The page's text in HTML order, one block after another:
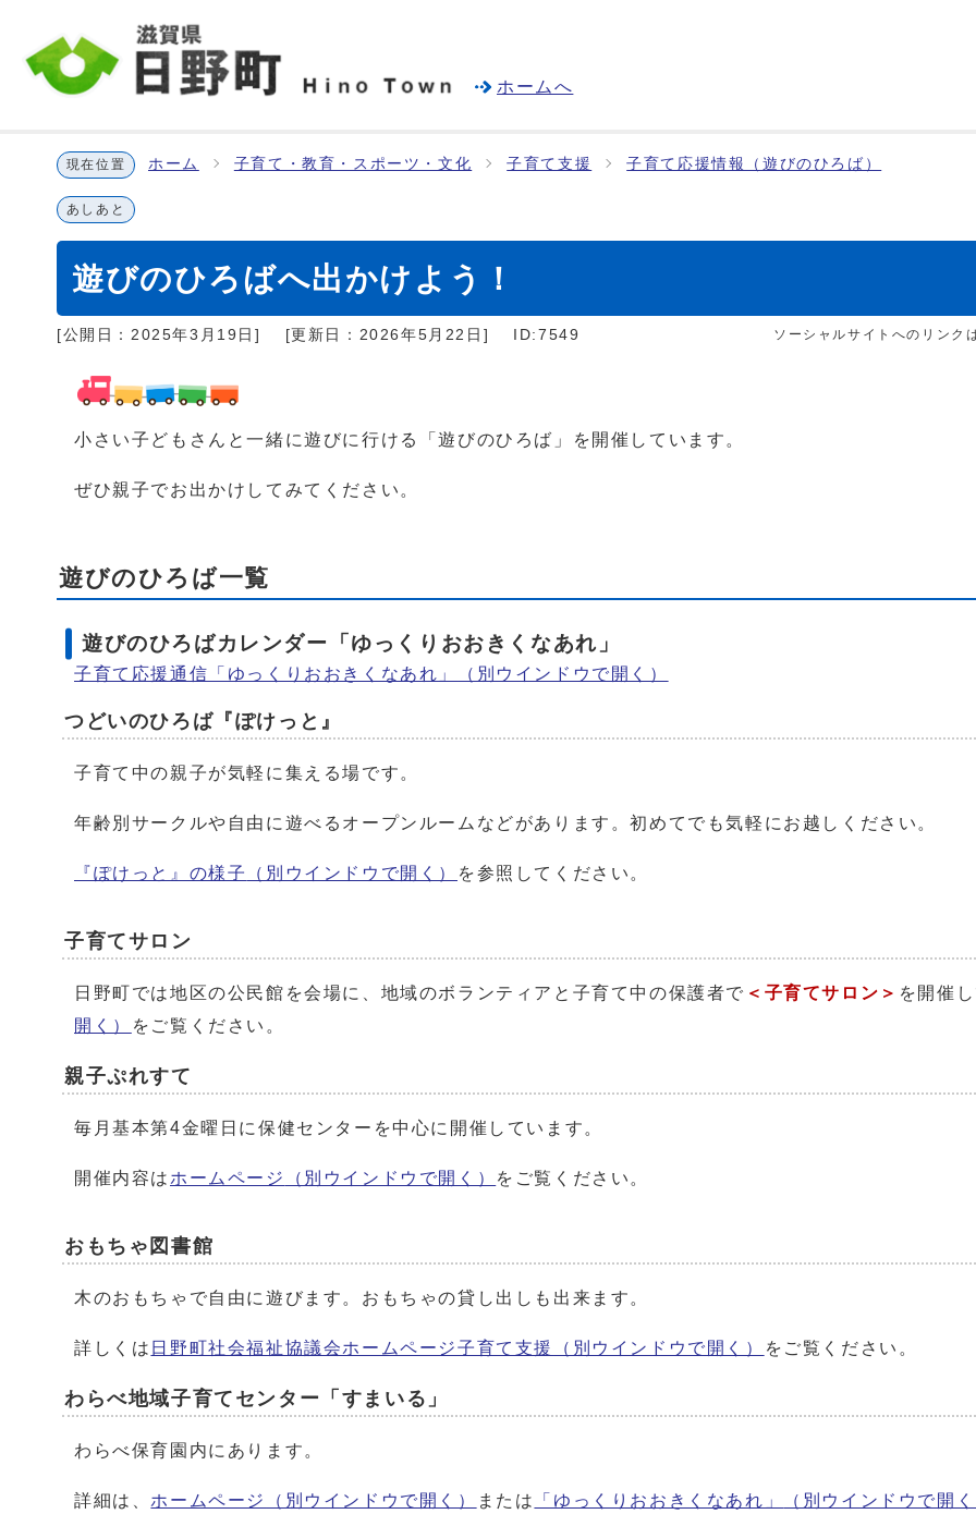
ホームへ
現在位置 ホーム 子育て・教育・スポーツ・文化 子育て支援 子育て応援情報（遊びのひろば）
あしあと
遊びのひろばへ出かけよう！
[公開日： 2025年3月19日 ] [更新日： 2026年5月22日 ] ID:7549 ソーシャルサイトへのリンク
小さい子どもさんと一緒に遊びに行ける「遊びのひろば」を開催しています。
ぜひ親子でお出かけしてみてください。
遊びのひろば一覧
遊びのひろばカレンダー「ゆっくりおおきくなあれ」
子育て応援通信「ゆっくりおおきくなあれ」 （別ウインドウで開く）
つどいのひろば『ぽけっと』
子育て中の親子が気軽に集える場です。
年齢別サークルや自由に遊べるオープンルームなどがあります。初めてでも気軽にお越しください。
『ぽけっと』の様子 （別ウインドウで開く） を参照してください。
子育てサロン
日野町では地区の公民館を会場に、地域のボランティアと子育て中の保護者で ＜子育てサロン＞ を開催
開く）
をご覧ください。
親子ぷれすて
毎月基本第4金曜日に保健センターを中心に開催しています。
開催内容は ホームページ （別ウインドウで開く） をご覧ください。
おもちゃ図書館
木のおもちゃで自由に遊びます。おもちゃの貸し出しも出来ます。
詳しくは 日野町社会福祉協議会ホームページ子育て支援 （別ウインドウで開く） をご覧ください。
わらべ地域子育てセンター「すまいる」
わらべ保育園内にあります。
詳細は、 ホームページ （別ウインドウで開く） または 「ゆっくりおおきくなあれ」 （別ウインドウで開